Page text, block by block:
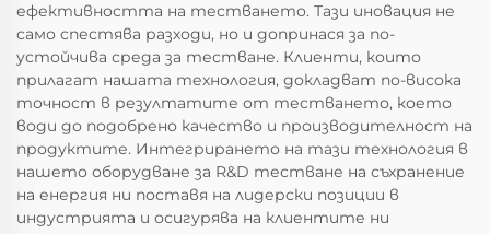
ефективността на тестването. Тази иновация не
само спестява разходи, но и допринася за по-
устойчива среда за тестване. Клиенти, които
прилагат нашата технология, докладват по-висока
точност в резултатите от тестването, което
води до подобрено качество и производителност на
продуктите. Интегрирането на тази технология в
нашето оборудване за R&D тестване на съхранение
на енергия ни поставя на лидерски позиции в
индустрията и осигурява на клиентите ни